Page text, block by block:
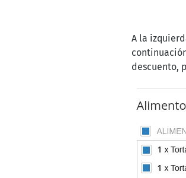
A la
descuento,